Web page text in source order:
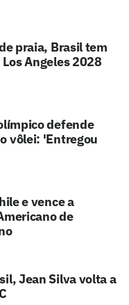
praia, Brasil tem
Angeles 2028
defende
vôlei: 'Entregou
e vence a
de
Jean Silva volta a